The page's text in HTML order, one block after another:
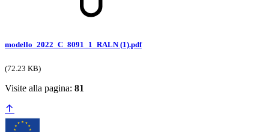
modello_2022_C_8091_1_RALN (1).pdf
(72.23 KB)
Visite alla pagina: 81